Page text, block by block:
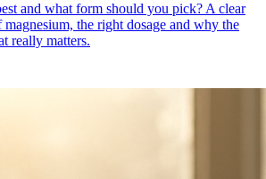
and what form should you pick? A clear
the right dosage and why the
really matters.